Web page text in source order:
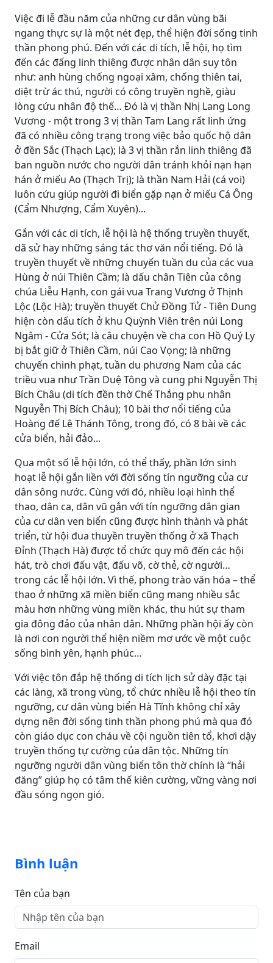
Việc đi lễ đầu năm của những cư dân vùng bãi
ngang thực sự là một nét đẹp, thể hiện đời sống tinh
thần phong phú. Đến với các di tích, lễ hội, họ tìm
đến các đấng linh thiêng được nhân dân suy tôn
như: anh hùng chống ngoại xâm, chống thiên tai,
diệt trừ ác thú, người có công truyền nghề, giàu
lòng cứu nhân độ thế… Đó là vị thần Nhị Lang Long
Vương - một trong 3 vị thần Tam Lang rất linh ứng
đã có nhiều công trạng trong việc bảo quốc hộ dân
ở đền Sắc (Thạch Lạc); là 3 vị thần rắn linh thiêng đã
ban nguồn nước cho người dân tránh khỏi nạn hạn
hán ở miếu Ao (Thạch Trị); là thần Nam Hải (cá voi)
luôn cứu giúp người đi biển gặp nạn ở miếu Cá Ông
(Cẩm Nhượng, Cẩm Xuyên)...
Gắn với các di tích, lễ hội là hệ thống truyền thuyết,
dã sử hay những sáng tác thơ văn nổi tiếng. Đó là
truyền thuyết về những chuyến tuần du của các vua
Hùng ở núi Thiên Cầm; là dấu chân Tiên của công
chúa Liễu Hạnh, con gái vua Trang Vương ở Thịnh
Lộc (Lộc Hà); truyền thuyết Chử Đồng Tử - Tiên Dung
hiện còn dấu tích ở khu Quỳnh Viên trên núi Long
Ngâm - Cửa Sót; là câu chuyện về cha con Hồ Quý Ly
bị bắt giữ ở Thiên Cầm, núi Cao Vọng; là những
chuyến chinh phạt, tuần du phương Nam của các
triều vua như Trần Duệ Tông và cung phi Nguyễn Thị
Bích Châu (di tích đền thờ Chế Thắng phu nhân
Nguyễn Thị Bích Châu); 10 bài thơ nổi tiếng của
Hoàng đế Lê Thánh Tông, trong đó, có 8 bài về các
cửa biển, hải đảo...
Qua một số lễ hội lớn, có thể thấy, phần lớn sinh
hoạt lễ hội gắn liền với đời sống tín ngưỡng của cư
dân sông nước. Cùng với đó, nhiều loại hình thể
thao, dân ca, dân vũ gắn với tín ngưỡng dân gian
của cư dân ven biển cũng được hình thành và phát
triển, từ hội đua thuyền truyền thống ở xã Thạch
Đỉnh (Thạch Hà) được tổ chức quy mô đến các hội
hát, trò chơi đấu vật, đấu võ, cờ thẻ, cờ người…
trong các lễ hội lớn. Vì thế, phong trào văn hóa – thể
thao ở những xã miền biển cũng mang nhiều sắc
màu hơn những vùng miền khác, thu hút sự tham
gia đông đảo của nhân dân. Những phần hội ấy còn
là nơi con người thể hiện niềm mơ ước về một cuộc
sống bình yên, hạnh phúc…
Với việc tôn đắp hệ thống di tích lịch sử dày đặc tại
các làng, xã trong vùng, tổ chức nhiều lễ hội theo tín
ngưỡng, cư dân vùng biển Hà Tĩnh không chỉ xây
dựng nên đời sống tinh thần phong phú mà qua đó
còn giáo dục con cháu về cội nguồn tiên tổ, khơi dậy
truyền thống tự cường của dân tộc. Những tín
ngưỡng người dân vùng biển tôn thờ chính là “hải
đăng” giúp họ có tâm thế kiên cường, vững vàng nơi
đầu sóng ngọn gió.
Bình luận
Tên của bạn
Email